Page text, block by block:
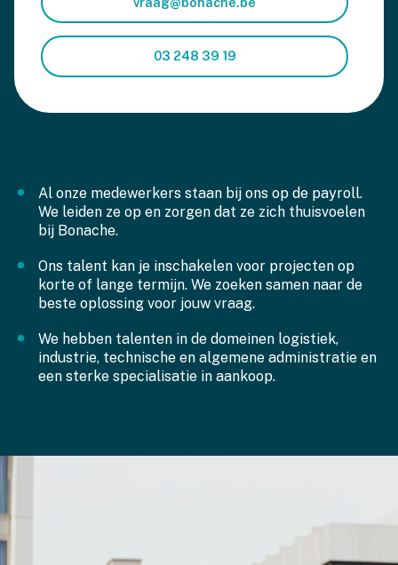
03 248 39 19
Al onze medewerkers staan bij ons op de payroll.
We leiden ze op en zorgen dat ze zich thuisvoelen
bij Bonache.
Ons talent kan je inschakelen voor projecten op
korte of lange termijn. We zoeken samen naar de
beste oplossing voor jouw vraag.
We hebben talenten in de domeinen logistiek,
industrie, technische en algemene administratie en
een sterke specialisatie in aankoop.